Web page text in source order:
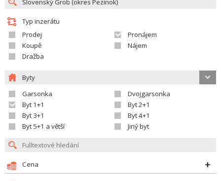
Typ inzerátu
Prodej
Pronájem
Koupě
Nájem
Dražba
Byty
Garsonka
Dvojgarsonka
Byt 1+1
Byt 2+1
Byt 3+1
Byt 4+1
Byt 5+1 a větší
Jiný byt
Cena